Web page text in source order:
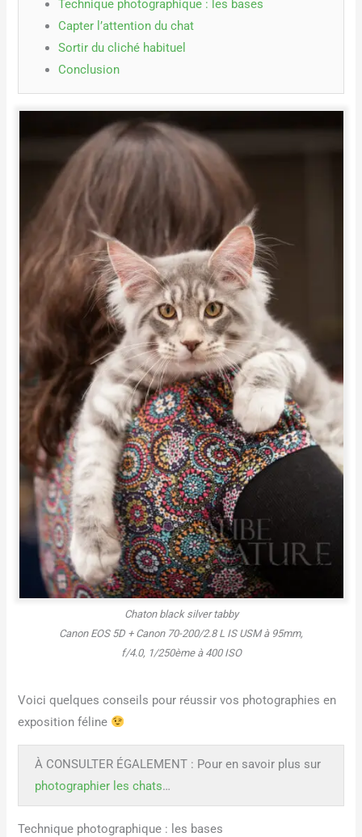
Technique photographique : les bases
Capter l’attention du chat
Sortir du cliché habituel
Conclusion
Chaton black silver tabby
Canon EOS 5D + Canon 70-200/2.8 L IS USM à 95mm,
f/4.0, 1/250ème à 400 ISO
Voici quelques conseils pour réussir vos photographies en
exposition féline
À CONSULTER ÉGALEMENT : Pour en savoir plus sur
photographier les chats…
Technique photographique : les bases